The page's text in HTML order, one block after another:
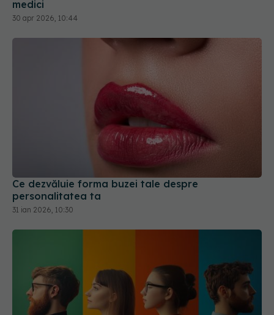
Ce dezvăluie forma buzei tale despre
personalitatea ta